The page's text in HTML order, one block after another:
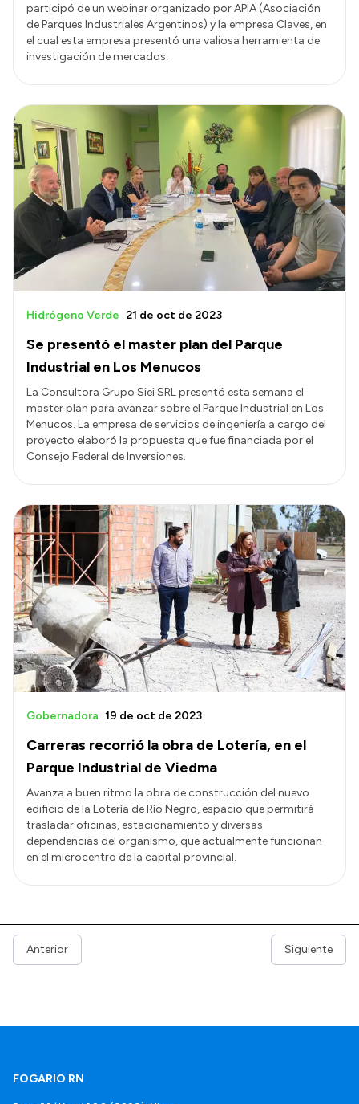
participó de un webinar organizado por APIA (Asociación
de Parques Industriales Argentinos) y la empresa Claves, en
el cual esta empresa presentó una valiosa herramienta de
investigación de mercados.
Se presentó el master plan del Parque
Industrial en Los Menucos
Hidrógeno Verde 21 de oct de 2023
La Consultora Grupo Siei SRL presentó esta semana el
master plan para avanzar sobre el Parque Industrial en Los
Menucos. La empresa de servicios de ingeniería a cargo del
proyecto elaboró la propuesta que fue financiada por el
Consejo Federal de Inversiones.
Carreras recorrió la obra de Lotería, en el
Parque Industrial de Viedma
Gobernadora 19 de oct de 2023
Avanza a buen ritmo la obra de construcción del nuevo
edificio de la Lotería de Río Negro, espacio que permitirá
trasladar oficinas, estacionamiento y diversas
dependencias del organismo, que actualmente funcionan
en el microcentro de la capital provincial.
Anterior Siguiente
FOGARIO RN